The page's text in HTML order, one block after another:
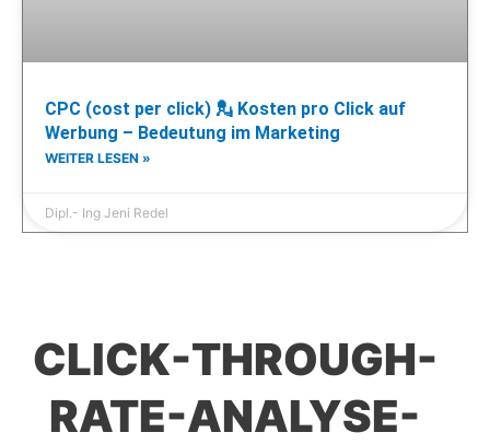
CPC (cost per click) 💂 Kosten pro Click auf
Werbung – Bedeutung im Marketing
WEITER LESEN »
Dipl.- Ing Jeni Redel
CLICK-THROUGH-
RATE-ANALYSE-